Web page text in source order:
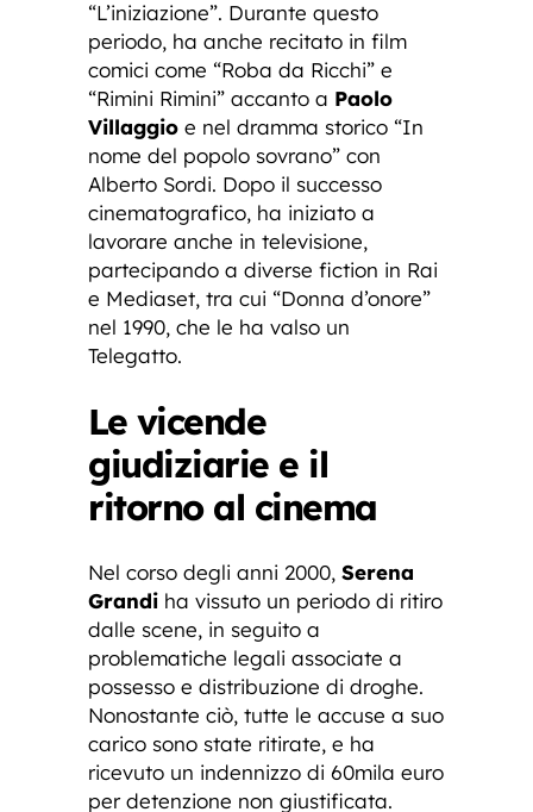
“L’iniziazione”. Durante questo
periodo, ha anche recitato in film
comici come “Roba da Ricchi” e
“Rimini Rimini” accanto a Paolo
Villaggio e nel dramma storico “In
nome del popolo sovrano” con
Alberto Sordi. Dopo il successo
cinematografico, ha iniziato a
lavorare anche in televisione,
partecipando a diverse fiction in Rai
e Mediaset, tra cui “Donna d’onore”
nel 1990, che le ha valso un
Telegatto.
Le vicende
giudiziarie e il
ritorno al cinema
Nel corso degli anni 2000, Serena
Grandi ha vissuto un periodo di ritiro
dalle scene, in seguito a
problematiche legali associate a
possesso e distribuzione di droghe.
Nonostante ciò, tutte le accuse a suo
carico sono state ritirate, e ha
ricevuto un indennizzo di 60mila euro
per detenzione non giustificata.